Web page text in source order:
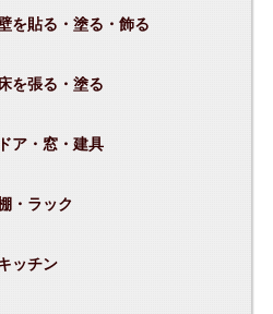
を貼る・塗る・飾る
を張る・塗る
ドア・窓・建具
・ラック
ッチン